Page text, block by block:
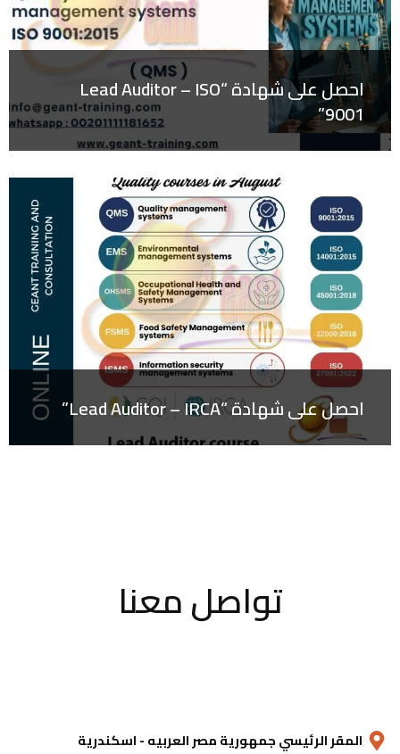
احصل على شهادة “Lead Auditor – ISO
9001”
احصل على شهادة “Lead Auditor – IRCA”
تواصل معنا
المقر الرئيسي جمهورية مصر العربيه - اسكندرية